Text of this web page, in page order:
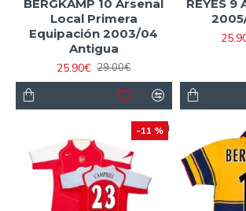
BERGKAMP 10 Arsenal
Local Primera
Equipación 2003/04
Antigua
25.90€ 29.00€
REYES
-11 %